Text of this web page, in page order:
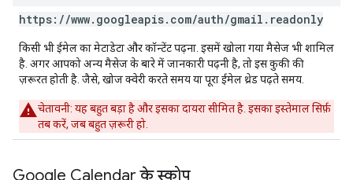
https: //www. googleapis. com/auth/gmail . readonly
किसी भी ईमेल का मेटाडेटा और कॉन्टेंट पढ़ना. इसमें खोला गया मैसेज भी शामिल
है. अगर आपको अन्य मैसेज के बारे में जानकारी पढ़नी है, तो इस कुकी की
ज़रूरत होती है. जैसे, खोज क्वेरी करते समय या पूरा ईमेल थ्रेड पढ़ते समय.
चेतावनी: यह बहुत बड़ा है और इसका दायरा सीमित है. इसका इस्तेमाल सिर्फ़
तब करें, जब बहुत ज़रूरी हो.
Google Calendar के स्कोप